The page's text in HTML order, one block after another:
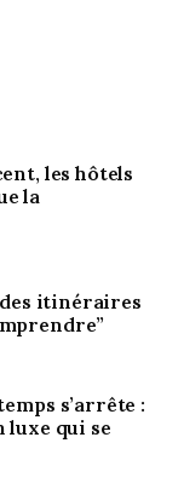
les hôtels
la
itinéraires
s’arrête :
luxe qui se